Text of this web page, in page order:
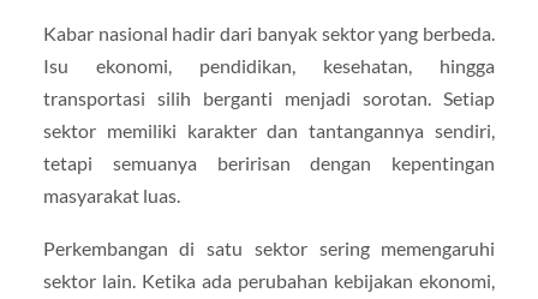
Kabar nasional hadir dari banyak sektor yang berbeda.
Isu ekonomi, pendidikan, kesehatan, hingga
transportasi silih berganti menjadi sorotan. Setiap
sektor memiliki karakter dan tantangannya sendiri,
tetapi semuanya beririsan dengan kepentingan
masyarakat luas.
Perkembangan di satu sektor sering memengaruhi
sektor lain. Ketika ada perubahan kebijakan ekonomi,